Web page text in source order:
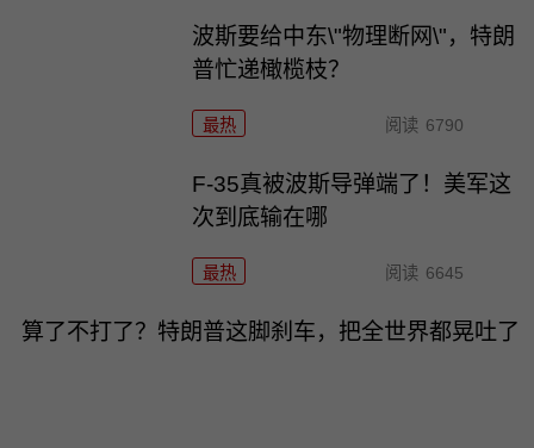
波斯要给中东\"物理断网\"，特朗
普忙递橄榄枝？
最热 阅读 6790
F-35真被波斯导弹端了！美军这
次到底输在哪
最热 阅读 6645
算了不打了？特朗普这脚刹车，把全世界都晃吐了